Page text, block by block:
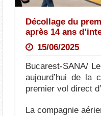
Décollage du
après 14 ans
15/06/2025
Bucarest-SANA/
aujourd’hui de la
premier vol direct
La compagnie